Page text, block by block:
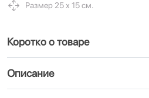
Размер 25 х 15 см.
Коротко о товаре
Описание